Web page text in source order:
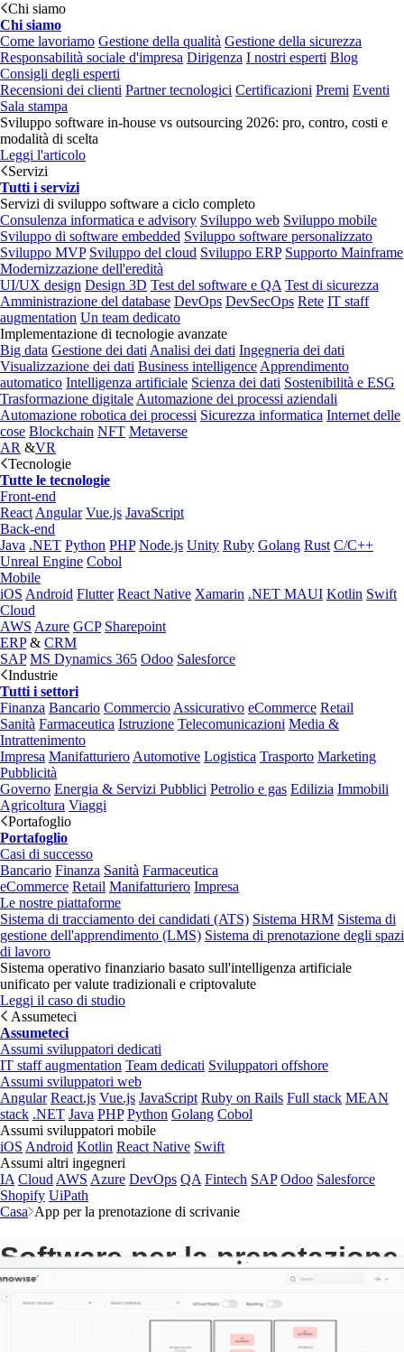
Chi siamo
Chi siamo
Come lavoriamo Gestione della qualità Gestione della sicurezza
Responsabilità sociale d'impresa Dirigenza I nostri esperti Blog
Consigli degli esperti
Recensioni dei clienti Partner tecnologici Certificazioni Premi Eventi
Sala stampa
Sviluppo software in-house vs outsourcing 2026: pro, contro, costi e
modalità di scelta
Leggi l'articolo
Servizi
Tutti i servizi
Servizi di sviluppo software a ciclo completo
Consulenza informatica e advisory Sviluppo web Sviluppo mobile
Sviluppo di software embedded Sviluppo software personalizzato
Sviluppo MVP Sviluppo del cloud Sviluppo ERP Supporto Mainframe
Modernizzazione dell'eredità
UI/UX design Design 3D Test del software e QA Test di sicurezza
Amministrazione del database DevOps DevSecOps Rete IT staff
augmentation Un team dedicato
Implementazione di tecnologie avanzate
Big data Gestione dei dati Analisi dei dati Ingegneria dei dati
Visualizzazione dei dati Business intelligence Apprendimento
automatico Intelligenza artificiale Scienza dei dati Sostenibilità e ESG
Trasformazione digitale Automazione dei processi aziendali
Automazione robotica dei processi Sicurezza informatica Internet delle
cose Blockchain NFT Metaverse
AR &VR
Tecnologie
Tutte le tecnologie
Front-end
React Angular Vue.js JavaScript
Back-end
Java .NET Python PHP Node.js Unity Ruby Golang Rust C/C++
Unreal Engine Cobol
Mobile
iOS Android Flutter React Native Xamarin .NET MAUI Kotlin Swift
Cloud
AWS Azure GCP Sharepoint
ERP& CRM
SAP MS Dynamics 365 Odoo Salesforce
Industrie
Tutti i settori
Finanza Bancario Commercio Assicurativo eCommerce Retail
Sanità Farmaceutica Istruzione Telecomunicazioni Media &
Intrattenimento
Impresa Manifatturiero Automotive Logistica Trasporto Marketing
Pubblicità
Governo Energia & Servizi Pubblici Petrolio e gas Edilizia Immobili
Agricoltura Viaggi
Portafoglio
Portafoglio
Casi di successo
Bancario Finanza Sanità Farmaceutica
eCommerce Retail Manifatturiero Impresa
Le nostre piattaforme
Sistema di tracciamento dei candidati (ATS) Sistema HRM Sistema di
gestione dell'apprendimento (LMS) Sistema di prenotazione degli spazi
di lavoro
Sistema operativo finanziario basato sull'intelligenza artificiale
unificato per valute tradizionali e criptovalute
Leggi il caso di studio
Assumeteci
Assumeteci
Assumi sviluppatori dedicati
IT staff augmentation Team dedicati Sviluppatori offshore
Assumi sviluppatori web
Angular React.js Vue.js JavaScript Ruby on Rails Full stack MEAN
stack .NET Java PHP Python Golang Cobol
Assumi sviluppatori mobile
iOS Android Kotlin React Native Swift
Assumi altri ingegneri
IA Cloud AWS Azure DevOps QA Fintech SAP Odoo Salesforce
Shopify UiPath
Casa App per la prenotazione di scrivanie
Software per la prenotazione
di posti di lavoro a marchio